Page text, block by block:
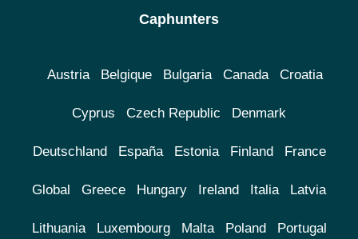
Caphunters
Austria Belgique Bulgaria Canada Croatia
Cyprus Czech Republic Denmark
Deutschland España Estonia Finland France
Global Greece Hungary Ireland Italia Latvia
Lithuania Luxembourg Malta Poland Portugal